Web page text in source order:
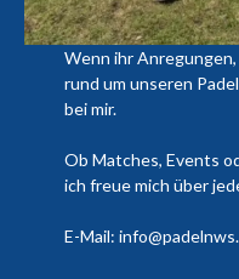
Wenn ihr
rund um unseren
bei mir.
Ob Matches, Events
ich freue mich über
E-Mail: